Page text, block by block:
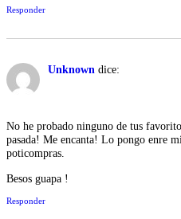
Responder
Unknown dice:
No he probado ninguno de tus
pasada! Me encanta! Lo pongo enre
poticompras.
Besos guapa !
Responder